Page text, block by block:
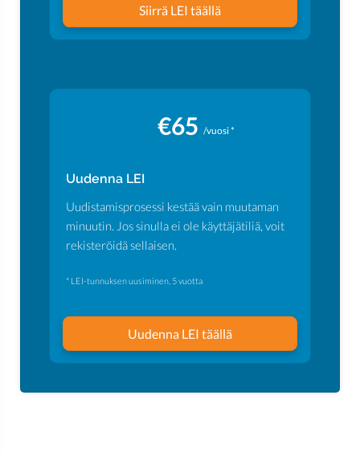
Siirrä LEI täällä
€65 /vuosi *
Uudenna LEI
Uudistamisprosessi kestää vain muutaman
minuutin. Jos sinulla ei ole käyttäjätiliä, voit
rekisteröidä sellaisen.
* LEI-tunnuksen uusiminen, 5 vuotta
Uudenna LEI täällä